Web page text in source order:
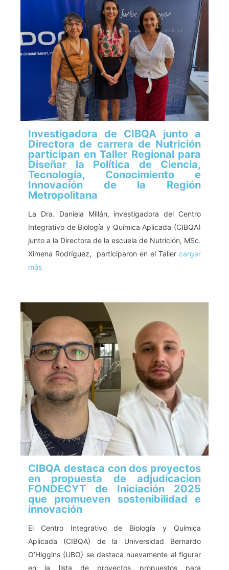
Investigadora de CIBQA junto a
Directora de carrera de Nutrición
participan en Taller Regional para
Diseñar la Política de Ciencia,
Tecnología, Conocimiento e
Innovación de la Región
Metropolitana
La Dra. Daniela Millán, investigadora del Centro
Integrativo de Biología y Química Aplicada (CIBQA)
junto a la Directora de la escuela de Nutrición, MSc.
Ximena Rodríguez, participaron en el Taller cargar
más
CIBQA destaca con dos proyectos
en propuesta de adjudicacion
FONDECYT de Iniciación 2025
que promueven sostenibilidad e
innovación
El Centro Integrativo de Biología y Química
Aplicada (CIBQA) de la Universidad Bernardo
O’Higgins (UBO) se destaca nuevamente al figurar
en la lista de proyectos propuestos para